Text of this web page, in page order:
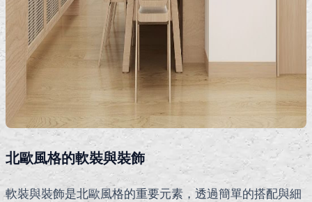
北歐風格的軟裝與裝飾
軟裝與裝飾是北歐風格的重要元素，透過簡單的搭配與細